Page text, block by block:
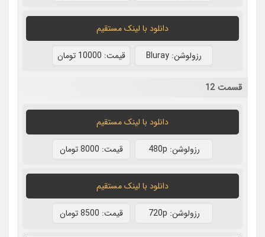
دانلود با لينک مستقيم
رزولوشن: Bluray قيمت: 10000 تومان
قسمت 12
دانلود با لينک مستقيم
رزولوشن: 480p قيمت: 8000 تومان
دانلود با لينک مستقيم
رزولوشن: 720p قيمت: 8500 تومان